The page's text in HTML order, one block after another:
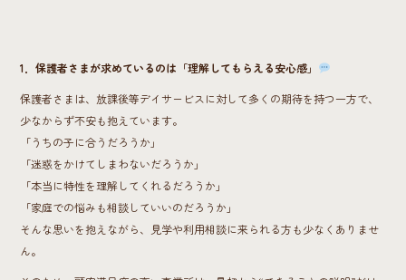
1．保護者さまが求めているのは「理解してもらえる安心感」
保護者さまは、放課後等デイサービスに対して多くの期待を持つ一方で、
少なからず不安も抱えています。
「うちの子に合うだろうか」
「迷惑をかけてしまわないだろうか」
「本当に特性を理解してくれるだろうか」
「家庭での悩みも相談していいのだろうか」
そんな思いを抱えながら、見学や利用相談に来られる方も少なくありませ
ん。